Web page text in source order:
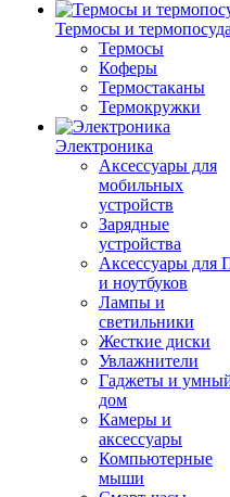
Термосы и термопосуда
Термосы
Коферы
Термостаканы
Термокружки
Электроника
Аксессуары для
мобильных
устройств
Зарядные
устройства
Аксессуары для
и ноутбуков
Лампы и
светильники
Жесткие диски
Увлажнители
Гаджеты и
дом
Камеры и
аксессуары
Компьютерные
мыши